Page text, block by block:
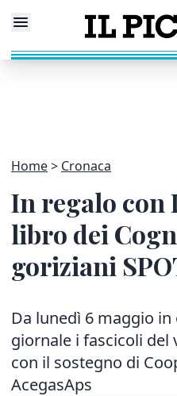
Home Cronaca
In regalo con
libro dei
goriziani
Da lunedì 6 maggio in
giornale i fascicoli del
con il sostegno di
AcegasAps